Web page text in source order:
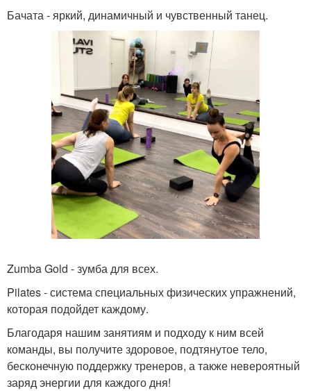
Бачата - яркий, динамичный и чувственный танец.
Zumba Gold - зумба для всех.
Pilates - система специальных физических упражнений,
которая подойдет каждому.
Благодаря нашим занятиям и подходу к ним всей
команды, вы получите здоровое, подтянутое тело,
бесконечную поддержку тренеров, а также невероятный
заряд энергии для каждого дня!